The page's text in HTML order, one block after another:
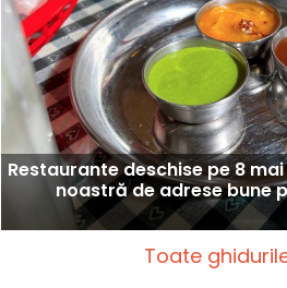
Restaurante deschise pe 8
noastră de adrese bune
Toate